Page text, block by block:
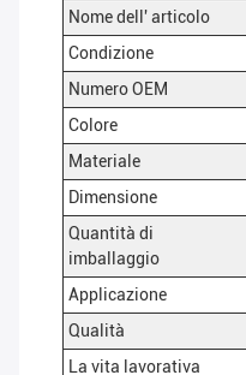
Nome dell' articolo
Condizione
Numero OEM
Colore
Materiale
Dimensione
Quantità di
imballaggio
Applicazione
Qualità
La vita lavorativa